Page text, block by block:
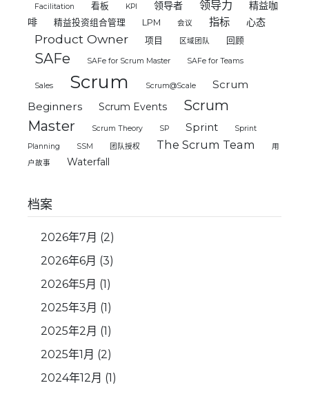
Facilitation 看板 KPI 领导者 领导力
精益咖
啡
精益投资组合管理 LPM 会议 指标 心态
Product Owner 项目 区域团队 回顾
SAFe SAFe for Scrum Master SAFe for Teams
Sales Scrum Scrum@Scale
Scrum
Beginners
Scrum Events
Scrum
Master
Scrum Theory SP Sprint
Sprint
Planning
SSM 团队授权 The Scrum Team
用
户故事
Waterfall
档案
2026年7月 (2)
2026年6月 (3)
2026年5月 (1)
2025年3月 (1)
2025年2月 (1)
2025年1月 (2)
2024年12月 (1)